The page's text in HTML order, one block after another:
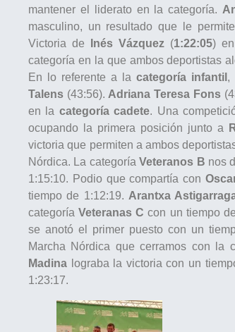
mantener el liderato en la categoría.
masculino, un resultado que le
Victoria de
Inés Vázquez (1:22:05)
categoría en la que ambos deportistas
En lo referente a lacategoría infantil ,
Talens (43:56). Adriana Teresa Fons
en la categoría cadete. Una
ocupando la primera posición junto a
victoria que permiten a ambos
Nórdica. La categoríaVeteranos B nos
1:15:10. Podio que compartía con
tiempo de 1:12:19. Arantxa
categoríaVeteranas C con un tiempo
se anotó el primer puesto con un
Marcha Nórdica que cerramos con la
Madina lograba la victoria con un
1:23:17.